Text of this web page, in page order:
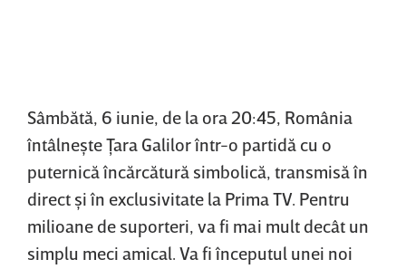
Sâmbătă, 6 iunie, de la ora 20:45, România
întâlneşte Ţara Galilor într-o partidă cu o
puternică încărcătură simbolică, transmisă în
direct şi în exclusivitate la Prima TV. Pentru
milioane de suporteri, va fi mai mult decât un
simplu meci amical. Va fi începutul unei noi